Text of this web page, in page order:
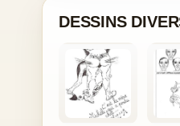
DESSINS